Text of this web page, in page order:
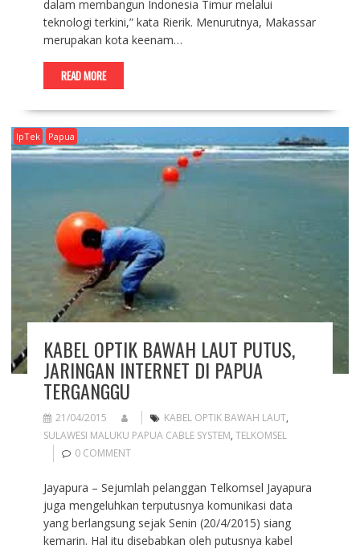
dalam membangun Indonesia Timur melalui
teknologi terkini,” kata Rierik. Menurutnya, Makassar
merupakan kota keenam…
READ MORE
IpTek Papua
KABEL OPTIK BAWAH LAUT PUTUS,
JARINGAN INTERNET DI PAPUA
TERGANGGU
21/04/2015 KABEL OPTIK BAWAH LAUT,
SULAWESI MALUKU PAPUA CABLE SYSTEM, TELKOMSEL
0 COMMENT
Jayapura – Sejumlah pelanggan Telkomsel Jayapura
juga mengeluhkan terputusnya komunikasi data
yang berlangsung sejak Senin (20/4/2015) siang
kemarin. Hal itu disebabkan oleh putusnya kabel